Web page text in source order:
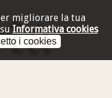
migliorare la tua
Informativa cookies
i cookies